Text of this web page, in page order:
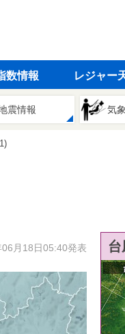
数情報 レジャー
震情報 気
月18日05:40発表